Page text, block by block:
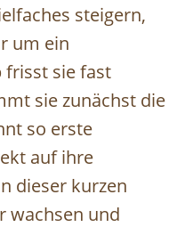
steigern,
um ein
frisst sie fast
sie zunächst die
so erste
auf ihre
dieser kurzen
wachsen und